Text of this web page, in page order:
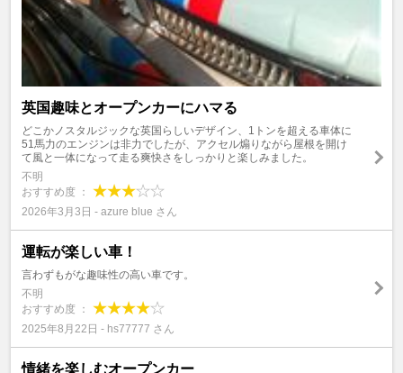
英国趣味とオープンカーにハマる
どこかノスタルジックな英国らしいデザイン、1トンを超える車体に
51馬力のエンジンは非力でしたが、アクセル煽りながら屋根を開け
て風と一体になって走る爽快さをしっかりと楽しみました。
不明
おすすめ度 ：
2026年3月3日 - azure blue さん
運転が楽しい車！
言わずもがな趣味性の高い車です。
不明
おすすめ度 ：
2025年8月22日 - hs77777 さん
情緒を楽しむオープンカー